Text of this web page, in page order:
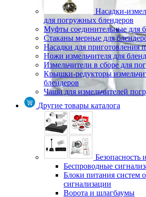
Насадки-
для погружных блендеров
Муфты соединительные для
Стаканы мерные для
Насадки для приготовления
Ножи измельчителя для
Измельчители в сборе для
Крышки-редукторы
блендеров
Чаши для измельчителей
Другие товары каталога
Безопасность
Беспроводные
Блоки питания систем
сигнализации
Ворота и шлагбаумы